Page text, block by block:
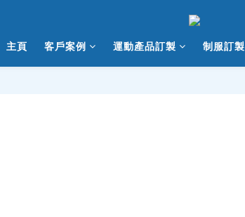
主頁 客戶案例 運動產品訂製 制服訂製